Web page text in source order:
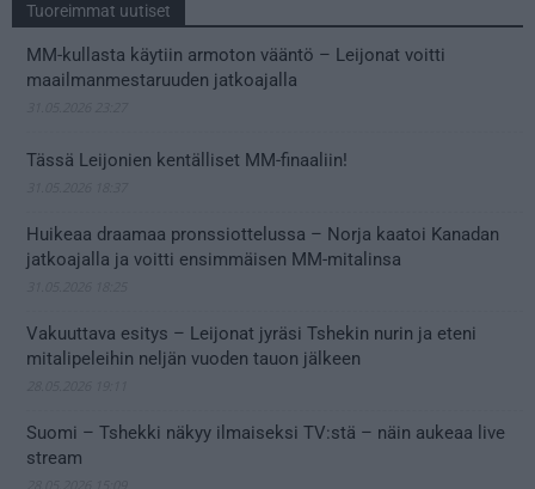
Tuoreimmat uutiset
MM-kullasta käytiin armoton vääntö – Leijonat voitti
maailmanmestaruuden jatkoajalla
Tässä Leijonien kentälliset MM-finaaliin!
Huikeaa draamaa pronssiottelussa – Norja kaatoi Kanadan
jatkoajalla ja voitti ensimmäisen MM-mitalinsa
Vakuuttava esitys – Leijonat jyräsi Tshekin nurin ja eteni
mitalipeleihin neljän vuoden tauon jälkeen
Suomi – Tshekki näkyy ilmaiseksi TV:stä – näin aukeaa live
stream